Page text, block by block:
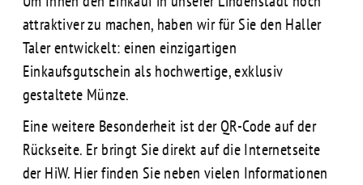
attraktiver zu machen, haben wir für Sie den Haller
Taler entwickelt: einen einzigartigen
Einkaufsgutschein als hochwertige, exklusiv
gestaltete Münze.
Eine weitere Besonderheit ist der QR-Code auf der
Rückseite. Er bringt Sie direkt auf die Internetseite
der HiW. Hier finden Sie neben vielen Informationen